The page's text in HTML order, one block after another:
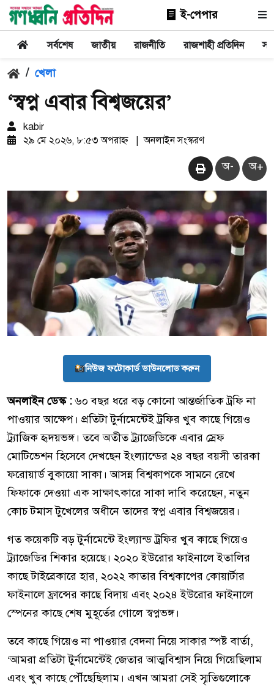
ই-পেপার
সর্বশেষ জাতীয় রাজনীতি রাজশাহী প্রতিদিন
/ খেলা
‘স্বপ্ন এবার বিশ্বজয়ের’
kabir
২৯ মে ২০২৬, ৮:৫৩ অপরাহ্ন
| অনলাইন সংস্করণ
অ- অ+
নিউজ ফটোকার্ড ডাউনলোড করুন
অনলাইন ডেস্ক :৬০ বছর ধরে বড় কোনো আন্তর্জাতিক ট্রফি না
পাওয়ার আক্ষেপ। প্রতিটা টুর্নামেন্টেই ট্রফির খুব কাছে গিয়েও
ট্র্যাজিক হৃদয়ভঙ্গ। তবে অতীত ট্র্যাজেডিকে এবার স্রেফ
মোটিভেশন হিসেবে দেখছেন ইংল্যান্ডের ২৪ বছর বয়সী তারকা
ফরোয়ার্ড বুকায়ো সাকা। আসন্ন বিশ্বকাপকে সামনে রেখে
ফিফাকে দেওয়া এক সাক্ষাৎকারে সাকা দাবি করেছেন, নতুন
কোচ টমাস টুখেলের অধীনে তাদের স্বপ্ন এবার বিশ্বজয়ের।
গত কয়েকটি বড় টুর্নামেন্টে ইংল্যান্ড ট্রফির খুব কাছে গিয়েও
ট্র্যাজেডির শিকার হয়েছে। ২০২০ ইউরোর ফাইনালে ইতালির
কাছে টাইব্রেকারে হার, ২০২২ কাতার বিশ্বকাপের কোয়ার্টার
ফাইনালে ফ্রান্সের কাছে বিদায় এবং ২০২৪ ইউরোর ফাইনালে
স্পেনের কাছে শেষ মুহূর্তের গোলে স্বপ্নভঙ্গ।
তবে কাছে গিয়েও না পাওয়ার বেদনা নিয়ে সাকার স্পষ্ট বার্তা,
‘আমরা প্রতিটা টুর্নামেন্টেই জেতার আত্মবিশ্বাস নিয়ে গিয়েছিলাম
এবং খুব কাছে পৌঁছেছিলাম। এখন আমরা সেই স্মৃতিগুলোকে